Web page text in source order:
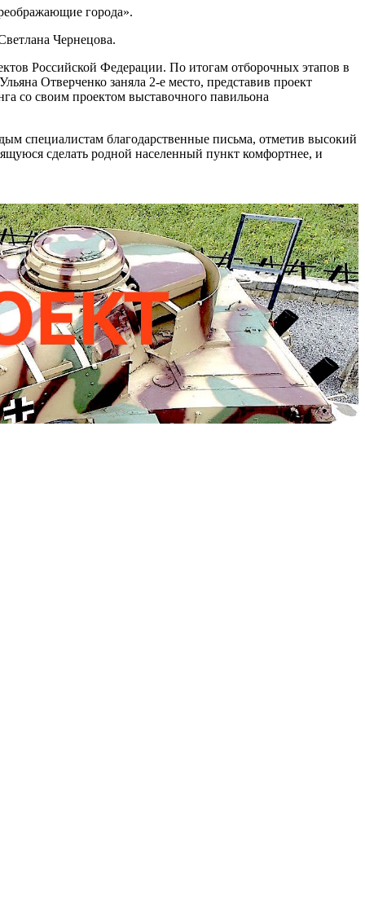
города».
Чернецова.
Российской Федерации. По итогам отборочных этапов в
Отверченко заняла 2-е место, представив проект
со своим проектом выставочного павильона
специалистам благодарственные письма, отметив высокий
сделать родной населенный пункт комфортнее, и